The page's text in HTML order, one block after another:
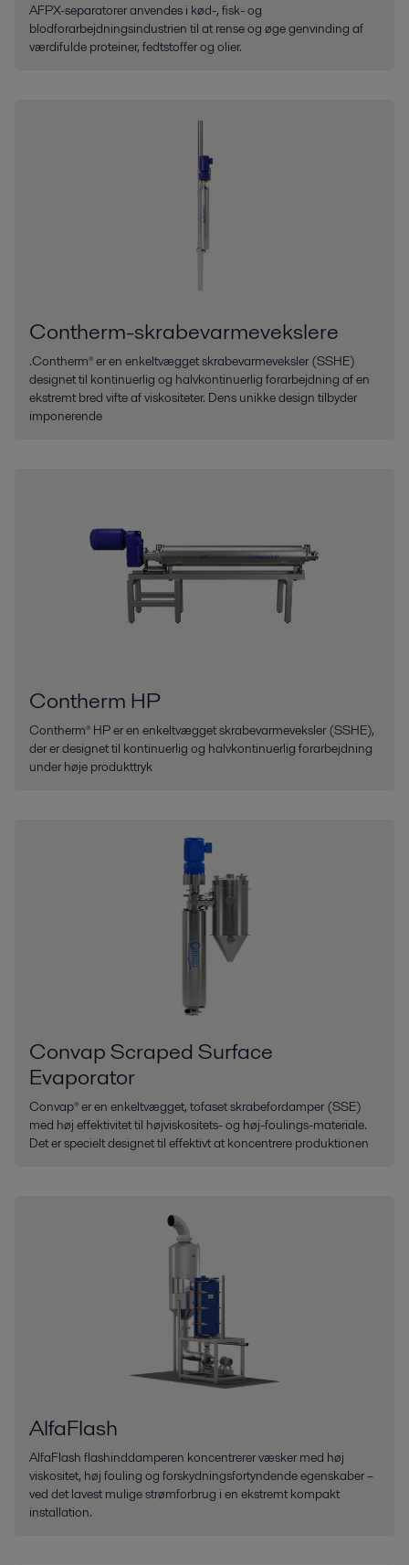
AFPX-separatorer anvendes i kød-, fisk- og
blodforarbejdningsindustrien til at rense og øge genvinding af
værdifulde proteiner, fedtstoffer og olier.
Contherm-skrabevarmevekslere
.Contherm® er en enkeltvægget skrabevarmeveksler (SSHE)
designet til kontinuerlig og halvkontinuerlig forarbejdning af en
ekstremt bred vifte af viskositeter. Dens unikke design tilbyder
imponerende
Contherm HP
Contherm® HP er en enkeltvægget skrabevarmeveksler (SSHE),
der er designet til kontinuerlig og halvkontinuerlig forarbejdning
under høje produkttryk
Convap Scraped Surface
Evaporator
Convap® er en enkeltvægget, tofaset skrabefordamper (SSE)
med høj effektivitet til højviskositets- og høj-foulings-materiale.
Det er specielt designet til effektivt at koncentrere produktionen
AlfaFlash
AlfaFlash flashinddamperen koncentrerer væsker med høj
viskositet, høj fouling og forskydningsfortyndende egenskaber –
ved det lavest mulige strømforbrug i en ekstremt kompakt
installation.